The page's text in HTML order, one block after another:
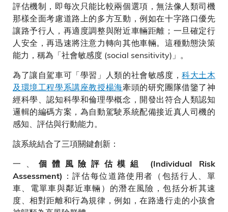
評估機制，即每次只能比較兩個選項，無法像人類司機
那樣全面考慮道路上的多方互動，例如在十字路口優先
讓路予行人，再適度調整與附近車輛距離；一旦確定行
人安全，再迅速將注意力轉向其他車輛。這種動態決策
能力，稱為「社會敏感度 (social sensitivity)」。
為了讓自駕車可「學習」人類的社會敏感度，科大土木
及環境工程學系講座教授楊海牽頭的研究團隊借鑒了神
經科學、認知科學和倫理學概念，開發出符合人類認知
邏輯的編碼方案，為自動駕駛系統配備接近真人司機的
感知、評估與行動能力。
該系統結合了三項關鍵創新：
一、個體風險評估模組 (Individual Risk
Assessment) ：評估每位道路使用者（包括行人、單
車、電單車與鄰近車輛）的潛在風險，包括分析其速
度、相對距離和行為規律，例如，在路邊行走的小孩會